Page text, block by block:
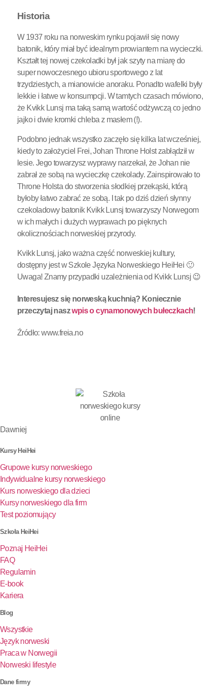
Historia
W 1937 roku na norweskim rynku pojawił się nowy
batonik, który miał być idealnym prowiantem na wycieczki.
Kształt tej nowej czekoladki był jak szyty na miarę do
super nowoczesnego ubioru sportowego z lat
trzydziestych, a mianowicie anoraku. Ponadto wafelki były
lekkie i łatwe w konsumpcji. W tamtych czasach mówiono,
że Kvikk Lunsj ma taką samą wartość odżywczą co jedno
jajko i dwie kromki chleba z masłem (!).
Podobno jednak wszystko zaczęło się kilka lat wcześniej,
kiedy to założyciel Frei, Johan Throne Holst zabłądził w
lesie. Jego towarzysz wyprawy narzekał, że Johan nie
zabrał ze sobą na wycieczkę czekolady. Zainspirowało to
Throne Holsta do stworzenia słodkiej przekąski, którą
byłoby łatwo zabrać ze sobą. I tak po dziś dzień słynny
czekoladowy batonik Kvikk Lunsj towarzyszy Norwegom
w ich małych i dużych wyprawach po pięknych
okolicznościach norweskiej przyrody.
Kvikk Lunsj, jako ważna część norweskiej kultury,
dostępny jest w Szkole Języka Norweskiego HeiHei 🙂
Uwaga! Znamy przypadki uzależnienia od Kvikk Lunsj 😉
Interesujesz się norweską kuchnią? Koniecznie
przeczytaj naszwpis o cynamonowych bułeczkach!
Źródło: www.freia.no
Dawniej
Kursy HeiHei
Grupowe kursy norweskiego
Indywidualne kursy norweskiego
Kurs norweskiego dla dzieci
Kursy norweskiego dla firm
Test poziomujący
Szkoła HeiHei
Poznaj HeiHei
FAQ
Regulamin
E-book
Kariera
Blog
Wszystkie
Język norweski
Praca w Norwegii
Norweski lifestyle
Dane firmy